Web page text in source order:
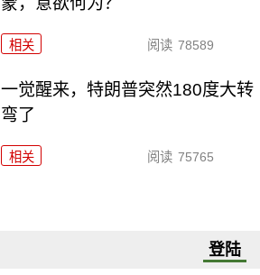
相关 阅读 78589
一觉醒来，特朗普突然180度大转
弯了
相关 阅读 75765
登陆